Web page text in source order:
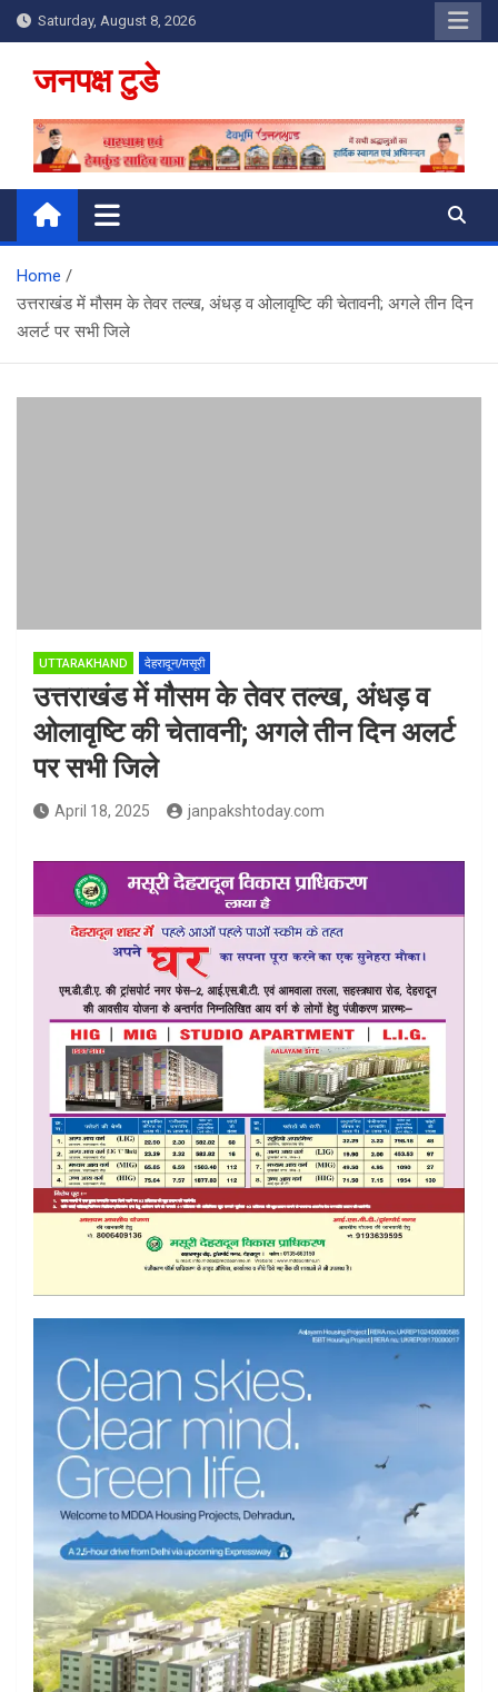
Skip
to
content
Saturday, August 8, 2026
जनपक्ष टुडे
Home
उत्तराखंड में मौसम के तेवर तल्ख, अंधड़ व ओलावृष्टि की चेतावनी; अगले तीन दिन
अलर्ट पर सभी जिले
UTTARAKHAND देहरादून/मसूरी
उत्तराखंड में मौसम के तेवर तल्ख, अंधड़ व
ओलावृष्टि की चेतावनी; अगले तीन दिन अलर्ट
पर सभी जिले
April 18, 2025 janpakshtoday.com